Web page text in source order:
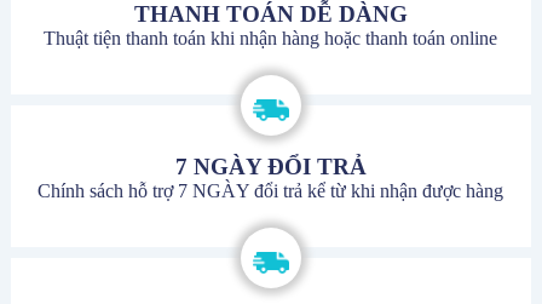
THANH TOÁN DỄ DÀNG
Thuật tiện thanh toán khi nhận hàng hoặc thanh toán online
7 NGÀY ĐỔI TRẢ
Chính sách hỗ trợ 7 NGÀY đổi trả kể từ khi nhận được hàng